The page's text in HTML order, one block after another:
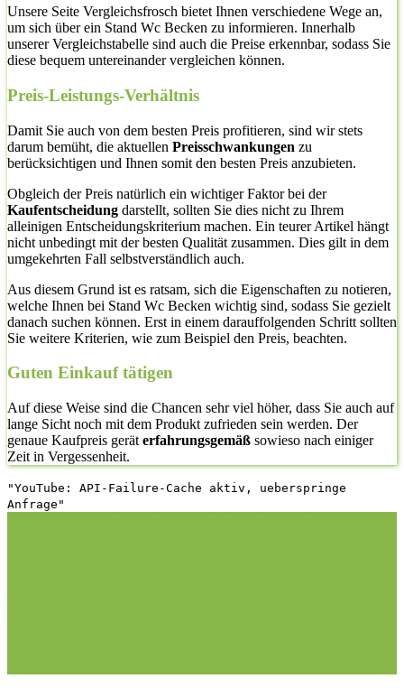
Unsere Seite Vergleichsfrosch bietet Ihnen verschiedene Wege an,
um sich über ein Stand Wc Becken zu informieren. Innerhalb
unserer Vergleichstabelle sind auch die Preise erkennbar, sodass Sie
diese bequem untereinander vergleichen können.
Preis-Leistungs-Verhältnis
Damit Sie auch von dem besten Preis profitieren, sind wir stets
darum bemüht, die aktuellen Preisschwankungen zu
berücksichtigen und Ihnen somit den besten Preis anzubieten.
Obgleich der Preis natürlich ein wichtiger Faktor bei der
Kaufentscheidung darstellt, sollten Sie dies nicht zu Ihrem
alleinigen Entscheidungskriterium machen. Ein teurer Artikel hängt
nicht unbedingt mit der besten Qualität zusammen. Dies gilt in dem
umgekehrten Fall selbstverständlich auch.
Aus diesem Grund ist es ratsam, sich die Eigenschaften zu notieren,
welche Ihnen bei Stand Wc Becken wichtig sind, sodass Sie gezielt
danach suchen können. Erst in einem darauffolgenden Schritt sollten
Sie weitere Kriterien, wie zum Beispiel den Preis, beachten.
Guten Einkauf tätigen
Auf diese Weise sind die Chancen sehr viel höher, dass Sie auch auf
lange Sicht noch mit dem Produkt zufrieden sein werden. Der
genaue Kaufpreis gerät erfahrungsgemäß sowieso nach einiger
Zeit in Vergessenheit.
"YouTube: API-Failure-Cache aktiv, ueberspringe
Anfrage"